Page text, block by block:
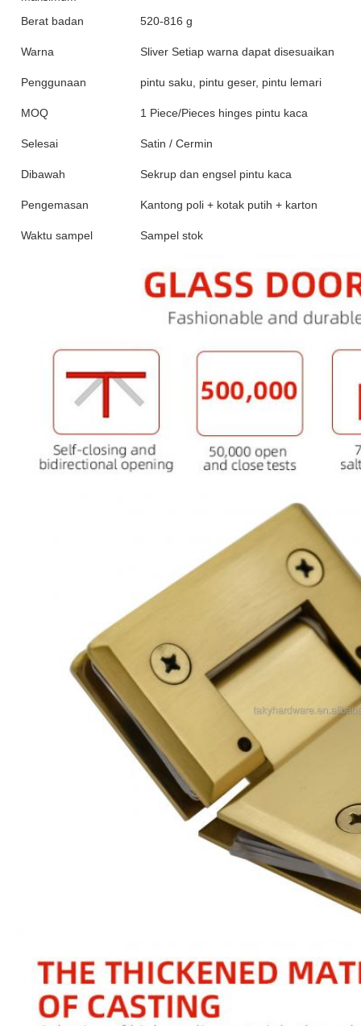
Berat badan
520-816 g
Warna Sliver Setiap warna dapat disesuaikan
Penggunaan pintu saku, pintu geser, pintu lemari
MOQ 1 Piece/Pieces hinges pintu kaca
Selesai Satin / Cermin
Dibawah Sekrup dan engsel pintu kaca
Pengemasan Kantong poli + kotak putih + karton
Waktu sampel Sampel stok